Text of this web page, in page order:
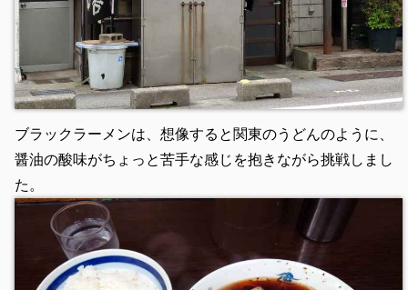
ブラックラーメンは、想像すると関東のうどんのように、
醤油の酸味がちょっと苦手な感じを抱きながら挑戦しまし
た。